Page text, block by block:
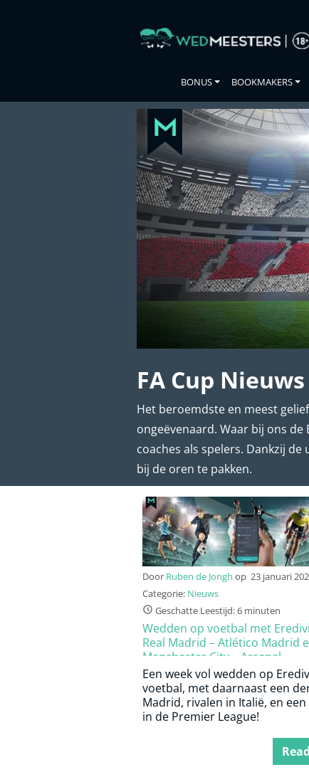
BONUS BOOKMAKERS
FA Cup Nieuws
Het beroemdste en meest
ongeëvenaard. Waar bij ons
coaches als spelers. Dankzij
bij de oren te pakken.
Door Ruben de Jongh op 23 januari
Categorie: Nieuws
Geschatte Leestijd: 6 minuten
Wedden op voetbal met
Real Madrid – Atlético Madrid
Manchester City – Arsenal
Een week vol wedden op
voetbal, met daarnaast een
Madrid, rivalen in Italië, en
in de Premier League!